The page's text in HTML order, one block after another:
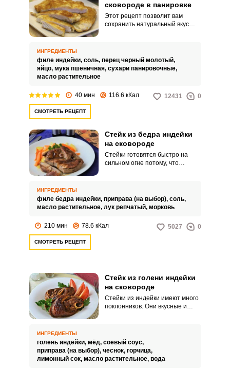
сковороде в панировке
Этот рецепт позволит вам
сохранить натуральный вкус
панировке готовятся просто и
быстро, такой способ
приготовления подходит для
ИНГРЕДИЕНТЫ
филе индейки, соль, перец черный молотый,
яйцо, мука пшеничная, сухари панировочные,
масло растительное
40 мин 116.6 кКал 12431 0
СМОТРЕТЬ РЕЦЕПТ
Стейк из бедра индейки
на сковороде
Стейки готовятся быстро на
сильном огне потому, что
принципу готовятся и стейки из
бедра индейки.
ИНГРЕДИЕНТЫ
филе бедра индейки, приправа (на выбор), соль,
масло растительное, лук репчатый, морковь
210 мин 78.6 кКал 5027 0
СМОТРЕТЬ РЕЦЕПТ
Стейк из голени индейки
на сковороде
Стейки из индейки имеют много
поклонников. Они вкусные и
ИНГРЕДИЕНТЫ
голень индейки, мёд, соевый соус,
приправа (на выбор), чеснок, горчица,
лимонный сок, масло растительное, вода